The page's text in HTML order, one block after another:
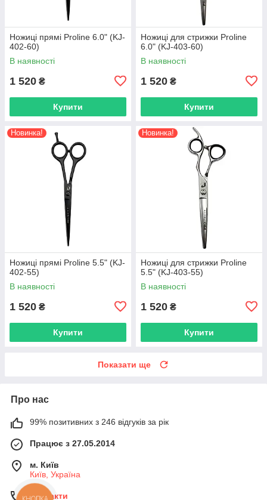
Ножиці прямі Proline 6.0" (KJ-
402-60)
В наявності
1 520 ₴
Купити
Ножиці для стрижки Proline
6.0" (KJ-403-60)
В наявності
1 520 ₴
Купити
Новинка!
Ножиці прямі Proline 5.5" (KJ-
402-55)
В наявності
1 520 ₴
Купити
Новинка!
Ножиці для стрижки Proline
5.5" (KJ-403-55)
В наявності
1 520 ₴
Купити
Показати ще
Про нас
99% позитивних з 246 відгуків за рік
Працює з 27.05.2014
м. Київ
Київ, Україна
Контакти